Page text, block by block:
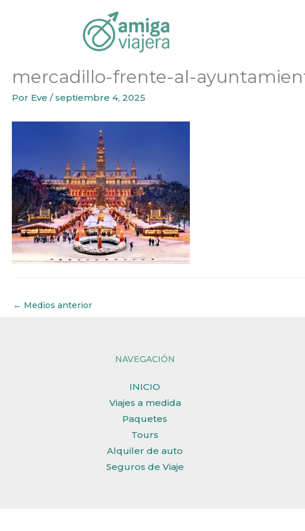
mercadillo-frente-al-
Por Eve /septiembre 4, 2025
← Medios anterior
NAVEGACIÓN
INICIO
Viajes a medida
Paquetes
Tours
Alquiler de auto
Seguros de Viaje